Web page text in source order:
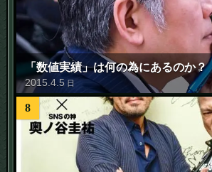
「数値実績」は何の為にあるのか？
2015 .4 .5 日
8